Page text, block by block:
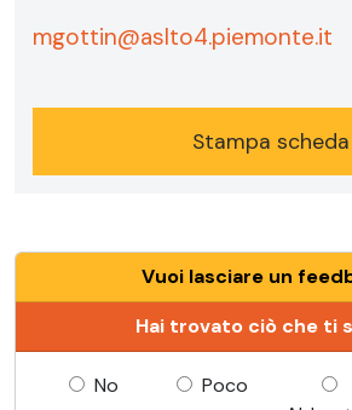
mgottin@aslto4.piemonte.it
Stampa scheda
Vuoi lasciare un
Hai trovato ciò che ti
No
Poco